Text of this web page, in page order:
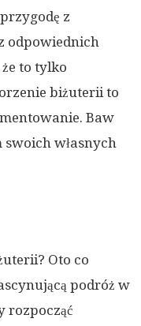
z
odpowiednich
to tylko
biżuterii to
Baw
swoich własnych
Oto co
podróż w
rozpocząć